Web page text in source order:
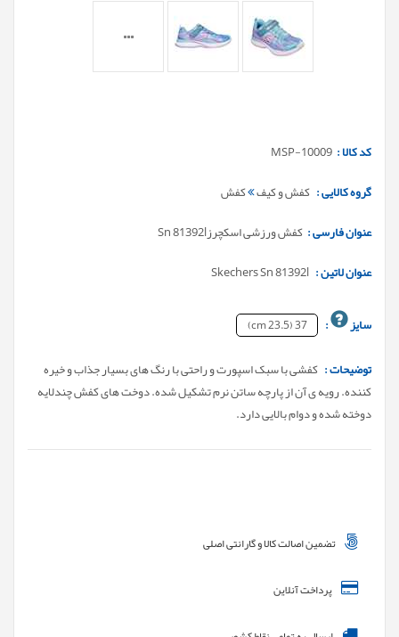
کد کالا : MSP-10009
گروه کالایی : کفش و کیف کفش
عنوان فارسی : کفش ورزشی اسکچرزSn 81392l
عنوان لاتین :
سایز :
37 (23.5 cm)
توضیحات : کفشی با سبک اسپورت و راحتی با رنگ های بسیار جذاب و خیره
کننده. رویه ی آن از پارچه ساتن نرم تشکیل شده. دوخت های کفش چندلایه
دوخته شده و دوام بالایی دارد.
تضمین اصالت کالا و گارانتی اصلی
پرداخت آنلاین